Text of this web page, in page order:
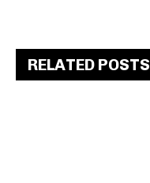
RELATED POSTS